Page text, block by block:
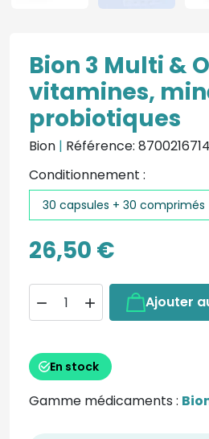
Bion 3 Multi &
vitamines,
probiotiques
Bion | Référence:
Conditionnement :
30 capsules + 30 comprimés
26,50 €
  Ajouter
En stock
Gamme médicaments :